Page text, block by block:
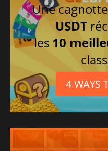
Une
USDT
les 10
4 WAYS